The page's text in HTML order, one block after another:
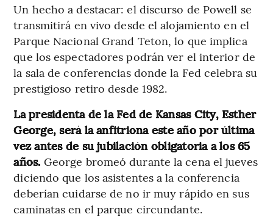
Un hecho a destacar: el discurso de Powell se
transmitirá en vivo desde el alojamiento en el
Parque Nacional Grand Teton, lo que implica
que los espectadores podrán ver el interior de
la sala de conferencias donde la Fed celebra su
prestigioso retiro desde 1982.
La presidenta de la Fed de Kansas City, Esther
George, será la anfitriona este año por última
vez antes de su jubilación obligatoria a los 65
años. George bromeó durante la cena el jueves
diciendo que los asistentes a la conferencia
deberían cuidarse de no ir muy rápido en sus
caminatas en el parque circundante.